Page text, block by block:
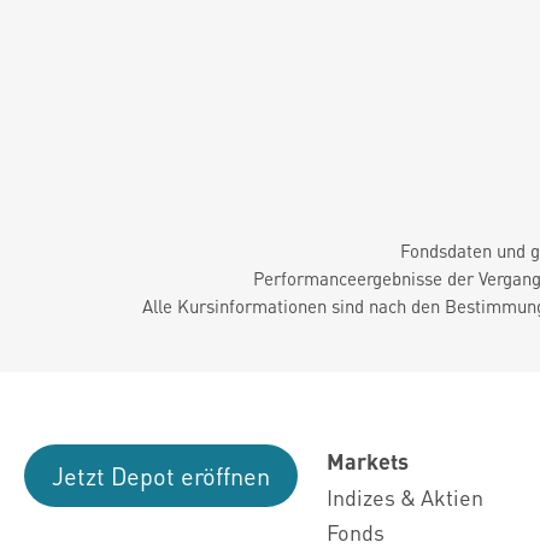
Fondsdaten und
Performanceergebnisse der
Alle Kursinformationen sind nach den
Jetzt Depot eröffnen
Markets
Indizes & Aktien
Fonds